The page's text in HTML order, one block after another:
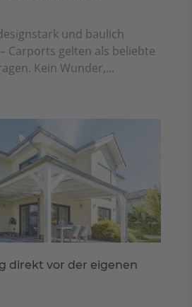
und baulich
Carports gelten als beliebte
Kein Wunder,...
direkt vor der eigenen